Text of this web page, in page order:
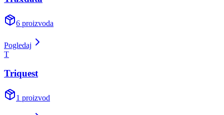
6 proizvoda
Pogledaj
T
Triquest
1 proizvod